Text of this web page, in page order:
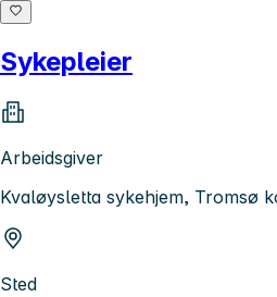
Sykepleier
Arbeidsgiver
Kvaløysletta sykehjem, Tromsø
Sted